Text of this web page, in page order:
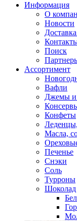
Информация
О
Новости
Поиск
Ассортимент
Вафли
Джемы
Конфеты
Масла,
Печенье
Снэки
Соль
Турроны
Шоколад